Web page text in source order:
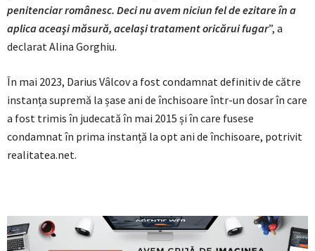
penitenciar românesc. Deci nu avem niciun fel de ezitare în a
aplica aceaşi măsură, acelaşi tratament oricărui fugar”, a
declarat Alina Gorghiu.
În mai 2023, Darius Vâlcov a fost condamnat definitiv de către
instanța supremă la șase ani de închisoare într-un dosar în care
a fost trimis în judecată în mai 2015 și în care fusese
condamnat în prima instanță la opt ani de închisoare, potrivit
realitatea.net.